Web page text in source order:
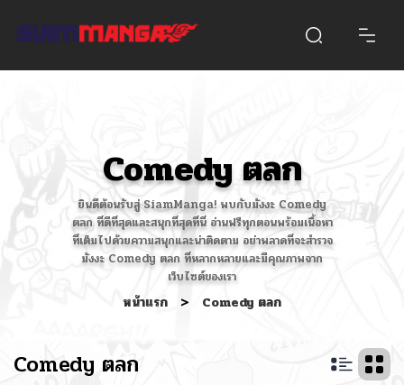
Comedy ตลก
ยินดีต้อนรับสู่ SiamManga! พบกับมังงะ Comedy
ตลก ที่ดีที่สุดและสนุกที่สุดที่นี่ อ่านฟรีทุกตอนพร้อมเนื้อหา
ที่เต็มไปด้วยความสนุกและน่าติดตาม อย่าพลาดที่จะสำรวจ
มังงะ Comedy ตลก ที่หลากหลายและมีคุณภาพจาก
เว็บไซต์ของเรา
หน้าแรก > Comedy ตลก
Comedy ตลก